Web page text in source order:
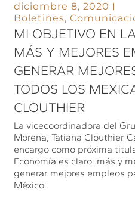
diciembre 8, 2020
Boletines,
MI OBJETIVO EN
MÁS Y MEJORES
GENERAR
TODOS LOS
CLOUTHIER
La vicecoordinadora del
Morena, Tatiana Clouthier
encargo como próxima
Economía es claro: más y
generar mejores empleos
México.